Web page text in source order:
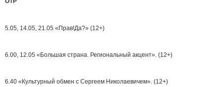
5.05, 14.05, 21.05 «Прав!Да?» (12+)
6.00, 12.05 «Большая страна. Региональный акцент». (12+)
6.40 «Культурный обмен с Сергеем Николаевичем». (12+)